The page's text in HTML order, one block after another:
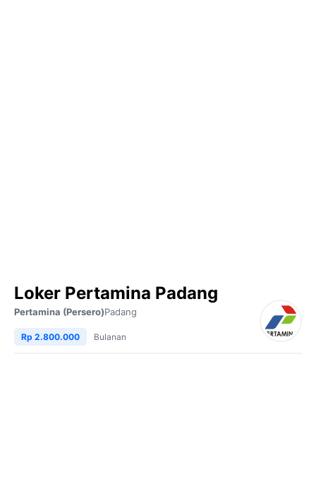
Loker Pertamina Padang
Pertamina (Persero)Padang
Rp 2.800.000 Bulanan